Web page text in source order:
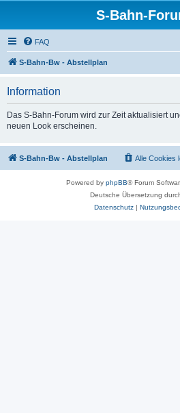
S-Bahn-
FAQ
S-Bahn-Bw - Abstellplan
Information
Das S-Bahn-Forum wird zur Zeit aktualisiert
neuen Look erscheinen.
S-Bahn-Bw - Abstellplan Alle Cookies
Powered by phpBB® Forum
Deutsche Übersetzung
Datenschutz|